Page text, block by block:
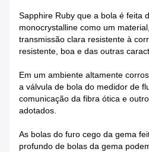
Sapphire Ruby que a bola é feita
monocrystalline como um
transmissão clara resistente à
resistente, boa e das outras
Em um ambiente altamente
a válvula de bola do medidor de
comunicação da fibra ótica e
adotados.
As bolas do furo cego da gema
profundo de bolas da gema